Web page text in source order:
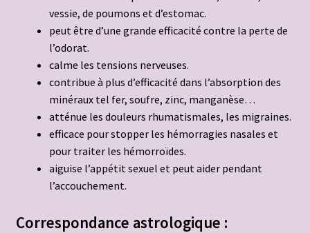
vessie, de poumons et d’estomac.
peut être d’une grande efficacité contre la perte de
l’odorat.
calme les tensions nerveuses.
contribue à plus d’efficacité dans l’absorption des
minéraux tel fer, soufre, zinc, manganèse…
atténue les douleurs rhumatismales, les migraines.
efficace pour stopper les hémorragies nasales et
pour traiter les hémorroïdes.
aiguise l’appétit sexuel et peut aider pendant
l’accouchement.
Correspondance astrologique :